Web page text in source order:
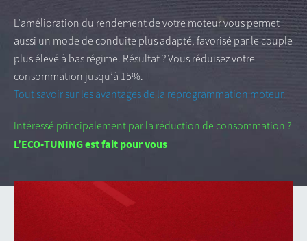
L’amélioration du rendement de votre moteur vous permet
aussi un mode de conduite plus adapté, favorisé par le couple
plus élevé à bas régime. Résultat ? Vous réduisez votre
consommation jusqu’à 15%.
Tout savoir sur les avantages de la reprogrammation moteur.
Intéressé principalement par la réduction de consommation ?
L’ECO-TUNING est fait pour vous